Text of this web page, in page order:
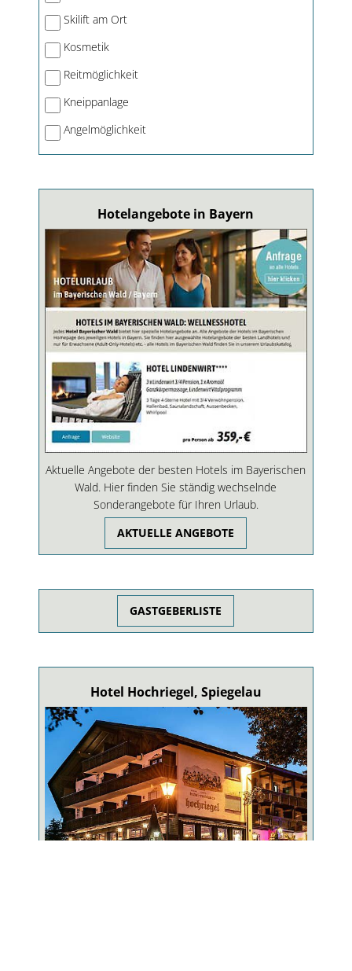
Skilift am Ort
Kosmetik
Reitmöglichkeit
Kneippanlage
Angelmöglichkeit
Hotelangebote in Bayern
Aktuelle Angebote der besten Hotels im Bayerischen
Wald. Hier finden Sie ständig wechselnde
Sonderangebote für Ihren Urlaub.
AKTUELLE ANGEBOTE
GASTGEBERLISTE
Hotel Hochriegel, Spiegelau